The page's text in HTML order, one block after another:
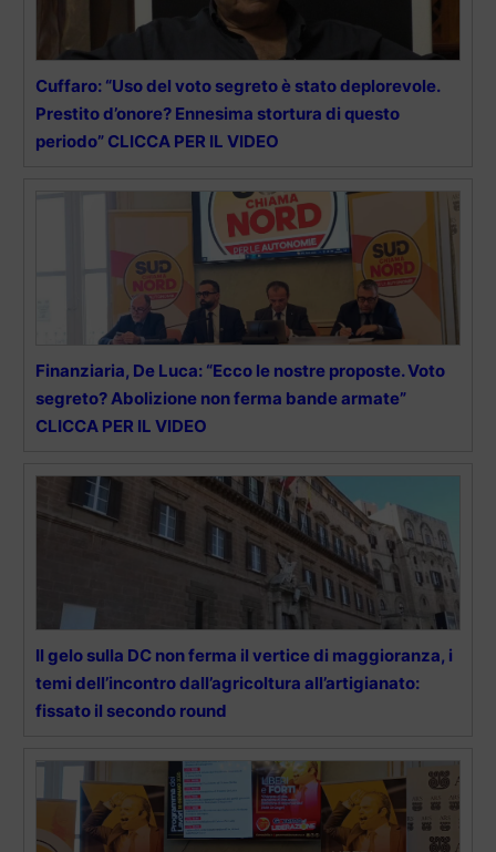
Cuffaro: “Uso del voto segreto è stato deplorevole.
Prestito d’onore? Ennesima stortura di questo
periodo” CLICCA PER IL VIDEO
Finanziaria, De Luca: “Ecco le nostre proposte. Voto
segreto? Abolizione non ferma bande armate”
CLICCA PER IL VIDEO
Il gelo sulla DC non ferma il vertice di maggioranza, i
temi dell’incontro dall’agricoltura all’artigianato:
fissato il secondo round